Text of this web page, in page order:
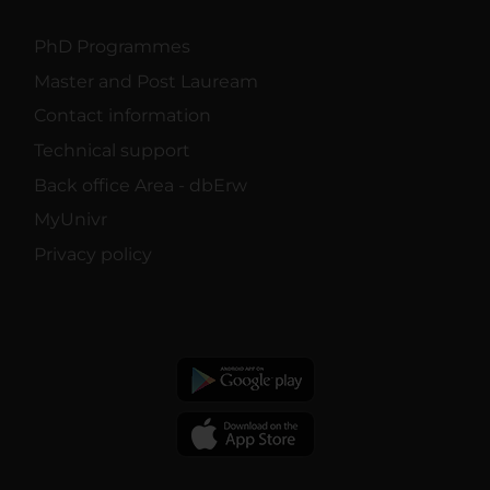
PhD Programmes
Master and Post Lauream
Contact information
Technical support
Back office Area - dbErw
MyUnivr
Privacy policy